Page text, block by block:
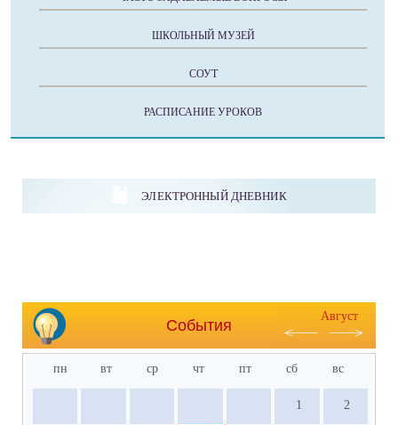
ШКОЛЬНЫЙ МУЗЕЙ
СОУТ
РАСПИСАНИЕ УРОКОВ
ЭЛЕКТРОННЫЙ ДНЕВНИК
События
Август
пн вт ср чт пт сб вс
1 2